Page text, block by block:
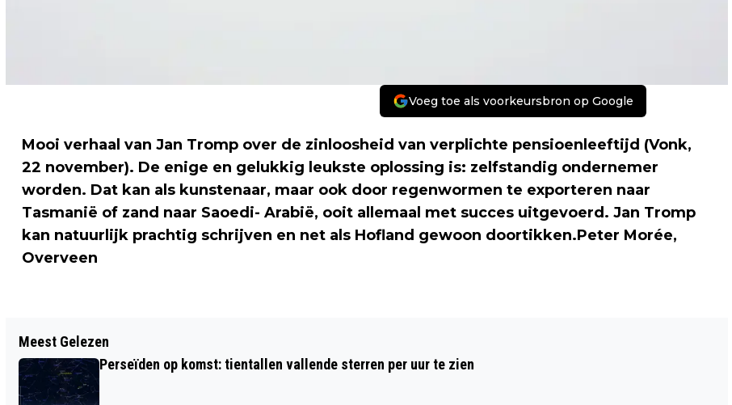
Voeg toe als voorkeursbron op Google
Mooi verhaal van Jan Tromp over de zinloosheid van verplichte pensioenleeftijd (Vonk,
22 november). De enige en gelukkig leukste oplossing is: zelfstandig ondernemer
worden. Dat kan als kunstenaar, maar ook door regenwormen te exporteren naar
Tasmanië of zand naar Saoedi- Arabië, ooit allemaal met succes uitgevoerd. Jan Tromp
kan natuurlijk prachtig schrijven en net als Hofland gewoon doortikken.Peter Morée,
Overveen
'SPEELGOEDPISTOOL DOODGESCHOTEN
JONGEN VS LEEK NET ECHT'
GOD AL VIOOLSPELEND IN ZIJN OOG
Meest Gelezen
Perseïden op komst: tientallen vallende sterren per uur te zien